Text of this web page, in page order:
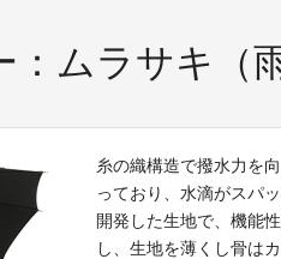
：ムラサキ（
糸の織構造で撥水力を
っており、水滴がスパ
開発した生地で、機能
し、生地を薄くし骨は